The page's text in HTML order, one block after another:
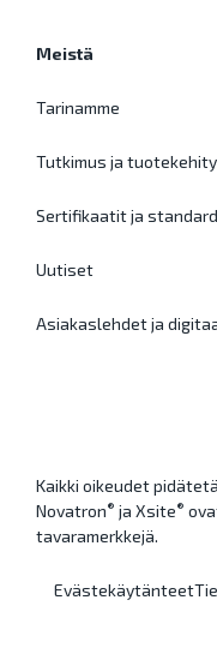
Meistä
Tarinamme
Tutkimus ja
Sertifikaatit ja
Uutiset
Asiakaslehdet ja
Kaikki oikeudet
Novatron® ja Xsite®
tavaramerkkejä.
Evästekäytänteet